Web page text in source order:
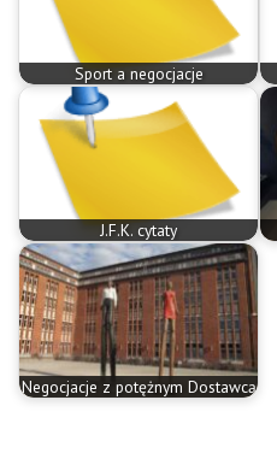
Sport a negocjacje
J.F.K. cytaty
Negocjacje z potężnym Dostawcą